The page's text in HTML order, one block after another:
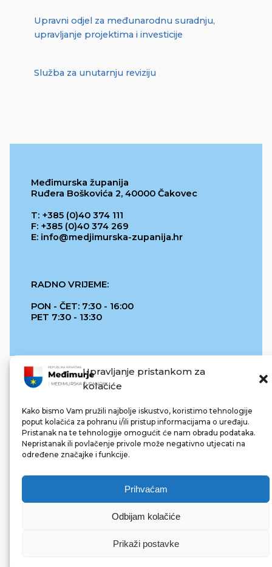
Upravljanje pristankom za
kolačiće
Kako bismo Vam pružili najbolje iskustvo, koristimo tehnologije
poput kolačića za pohranu i/ili pristup informacijama o uređaju.
Pristanak na te tehnologije omogućit će nam obradu podataka.
Nepristanak ili povlačenje privole može negativno utjecati na
određene značajke i funkcije.
Prihvaćam
Odbijam kolačiće
Prikaži postavke
Upravni odjel za međunarodnu suradnju,
upravljanje projektima i investicije
Služba za unutarnju reviziju
Međimurska županija
Ruđera Boškovića 2, 40000 Čakovec
T: +385 (0)40 374 111
F: +385 (0)40 374 269
E: info@medjimurska-zupanija.hr
RADNO VRIJEME:
PON - ČET: 7:30 - 16:00
PET 7:30 - 13:30
REPUBLIKA HRVATSKA
© 2022 Međimurska županija. Sva prava pridržana.